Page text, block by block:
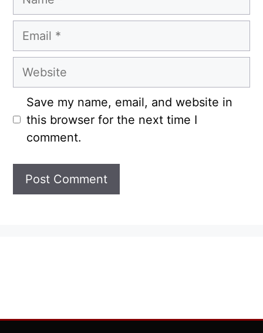
Email
Website
Save my name, email, and website in
this browser for the next time I
comment.